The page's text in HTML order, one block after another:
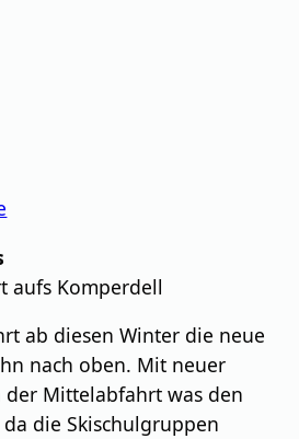
aufs Komperdell
ab diesen Winter die neue
nach oben. Mit neuer
der Mittelabfahrt was den
die Skischulgruppen